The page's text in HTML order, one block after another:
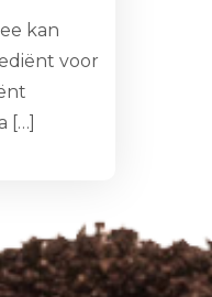
kan
voor
[…]